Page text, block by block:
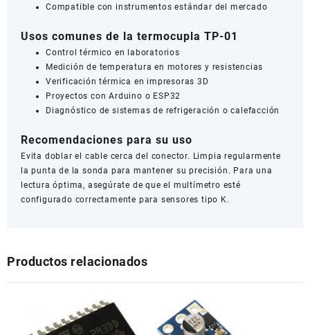
Compatible con instrumentos estándar del mercado
Usos comunes de la termocupla TP-01
Control térmico en laboratorios
Medición de temperatura en motores y resistencias
Verificación térmica en impresoras 3D
Proyectos con Arduino o ESP32
Diagnóstico de sistemas de refrigeración o calefacción
Recomendaciones para su uso
Evita doblar el cable cerca del conector. Limpia regularmente
la punta de la sonda para mantener su precisión. Para una
lectura óptima, asegúrate de que el multímetro esté
configurado correctamente para sensores tipo K.
Productos relacionados